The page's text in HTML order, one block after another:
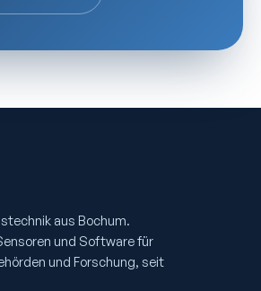
aus Bochum.
und Software für
und Forschung, seit